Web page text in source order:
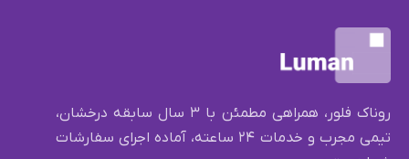
روناک فلور، همراهی مطمئن با ۳ سال سابقه درخشان،
تیمی مجرب و خدمات ۲۴ ساعته، آماده اجرای سفارشات